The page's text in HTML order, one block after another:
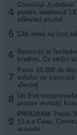
4
Consiliul Județean
pentru stadionul
sfârșitul anului
5 Câți elevi au fost
6
Restricții și
triatlon. Ce străzi
7
Peste 10.000 de
valului de
afectați
8
Un fost
printre invitații
9
PROGRAM. Peste
13-a a Ceau,
aceasta